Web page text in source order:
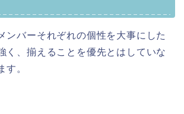
ンバーそれぞれの個性を大事にした
く、揃えることを優先とはしていな
す。